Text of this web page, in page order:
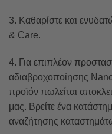
3. Καθαρίστε και
& Care.
4. Για επιπλέον
αδιαβροχοποίησης
προϊόν πωλείται
μας. Βρείτε ένα
αναζήτησης